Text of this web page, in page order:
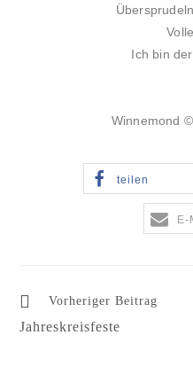
Ich bin
Winnemond
teilen
E-
Vorheriger Beitrag
Jahreskreisfeste